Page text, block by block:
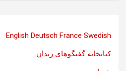
English Deutsch France Swedish
کتابخانه گفتگوهای زندان